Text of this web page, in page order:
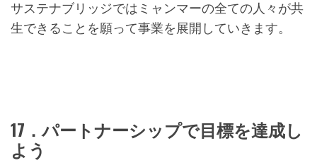
サステナブリッジではミャンマーの全ての人々が共
生できることを願って事業を展開していきます。
17．パートナーシップで目標を達成し
よう